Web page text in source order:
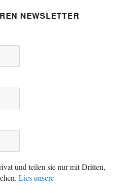
NEWSLETTER
und teilen sie nur mit Dritten,
Lies unsere